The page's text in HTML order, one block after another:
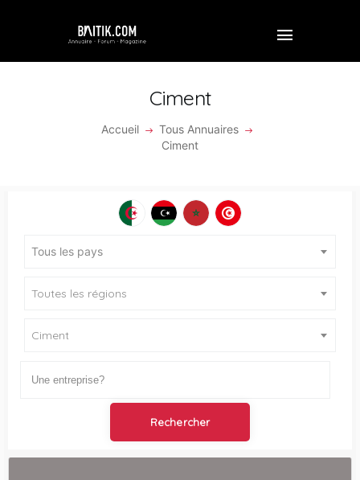
Ciment
Accueil
Tous Annuaires
Ciment
ENTREPRISE
VIDÉOS
Tous les pays
Toutes les régions
Ciment